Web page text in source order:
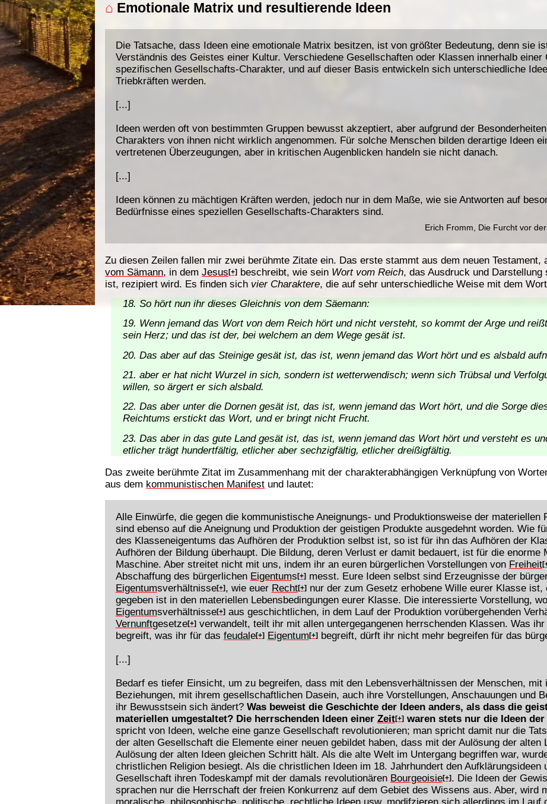
⌂ Emotionale Matrix und resultierende Ideen
Die Tatsache, dass Ideen eine emotionale Matrix besitzen, ist von größter Bedeutung, denn sie
Verständnis des Geistes einer Kultur. Verschiedene Gesellschaften oder Klassen innerhalb
spezifischen Gesellschafts-Charakter, und auf dieser Basis entwickeln sich unterschiedliche
Triebkräften werden.
[...]
Ideen werden oft von bestimmten Gruppen bewusst akzeptiert, aber aufgrund der
Charakters von ihnen nicht wirklich angenommen. Für solche Menschen bilden derartige Ideen
vertretenen Überzeugungen, aber in kritischen Augenblicken handeln sie nicht danach.
[...]
Ideen können zu mächtigen Kräften werden, jedoch nur in dem Maße, wie sie Antworten auf
Bedürfnisse eines speziellen Gesellschafts-Charakters sind.
Erich Fromm, Die Furcht vor der
Zu diesen Zeilen fallen mir zwei berühmte Zitate ein. Das erste stammt aus dem neuen Testament,
vom Sämann, in demJesus[+] beschreibt, wie sein Wort vom Reich, das Ausdruck und Darstellung
ist, rezipiert wird. Es finden sich vier Charaktere, die auf sehr unterschiedliche Weise mit dem
So hört nun ihr dieses Gleichnis von dem Säemann:
Wenn jemand das Wort von dem Reich hört und nicht versteht, so kommt der Arge und
sein Herz; und das ist der, bei welchem an dem Wege gesät ist.
Das aber auf das Steinige gesät ist, das ist, wenn jemand das Wort hört und es alsbald
aber er hat nicht Wurzel in sich, sondern ist wetterwendisch; wenn sich Trübsal und
willen, so ärgert er sich alsbald.
Das aber unter die Dornen gesät ist, das ist, wenn jemand das Wort hört, und die Sorge
Reichtums erstickt das Wort, und er bringt nicht Frucht.
Das aber in das gute Land gesät ist, das ist, wenn jemand das Wort hört und versteht es
etlicher trägt hundertfältig, etlicher aber sechzigfältig, etlicher dreißigfältig.
Das zweite berühmte Zitat im Zusammenhang mit der charakterabhängigen Verknüpfung von
aus dem kommunistischen Manifest und lautet:
Alle Einwürfe, die gegen die kommunistische Aneignungs- und Produktionsweise der materiellen
sind ebenso auf die Aneignung und Produktion der geistigen Produkte ausgedehnt worden. Wie
des Klasseneigentums das Aufhören der Produktion selbst ist, so ist für ihn das Aufhören der
Aufhören der Bildung überhaupt. Die Bildung, deren Verlust er damit bedauert, ist für die enorme
Maschine. Aber streitet nicht mit uns, indem ihr an euren bürgerlichen Vorstellungen von Freiheit
Abschaffung des bürgerlichen Eigentums[+]messt. Eure Ideen selbst sind Erzeugnisse der
Eigentumsverhältnisse[+], wie euer Recht[+]nur der zum Gesetz erhobene Wille eurer Klasse ist,
gegeben ist in den materiellen Lebensbedingungen eurer Klasse. Die interessierte Vorstellung,
Eigentumsverhältnisse[+]aus geschichtlichen, in dem Lauf der Produktion vorübergehenden
Vernunftgesetze[+]verwandelt, teilt ihr mit allen untergegangenen herrschenden Klassen. Was
begreift, was ihr für das feudale[+] Eigentum[+]begreift, dürft ihr nicht mehr begreifen für das
[...]
Bedarf es tiefer Einsicht, um zu begreifen, dass mit den Lebensverhältnissen der Menschen, mit
Beziehungen, mit ihrem gesellschaftlichen Dasein, auch ihre Vorstellungen, Anschauungen und
ihr Bewusstsein sich ändert? Was beweist die Geschichte der Ideen anders, als dass die
materiellen umgestaltet? Die herrschenden Ideen einer Zeit[+]waren stets nur die Ideen der
spricht von Ideen, welche eine ganze Gesellschaft revolutionieren; man spricht damit nur die
der alten Gesellschaft die Elemente einer neuen gebildet haben, dass mit der Aulösung der alten
Aulösung der alten Ideen gleichen Schritt hält. Als die alte Welt im Untergang begriffen war,
christlichen Religion besiegt. Als die christlichen Ideen im 18. Jahrhundert den Aufklärungsideen
Gesellschaft ihren Todeskampf mit der damals revolutionären Bourgeoisie[+]. Die Ideen der
sprachen nur die Herrschaft der freien Konkurrenz auf dem Gebiet des Wissens aus. Aber, wird
moralische, philosophische, politische, rechtliche Ideen usw. modifzieren sich allerdings im Lauf